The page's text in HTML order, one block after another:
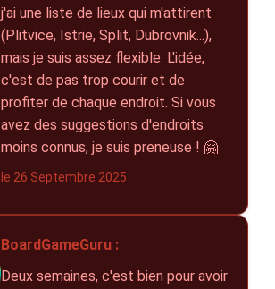
j'ai une liste de lieux qui m'attirent
(Plitvice, Istrie, Split, Dubrovnik...),
mais je suis assez flexible. L'idée,
c'est de pas trop courir et de
profiter de chaque endroit. Si vous
avez des suggestions d'endroits
moins connus, je suis preneuse ! 🤗
le 26 Septembre 2025
BoardGameGuru :
Deux semaines, c'est bien pour avoir